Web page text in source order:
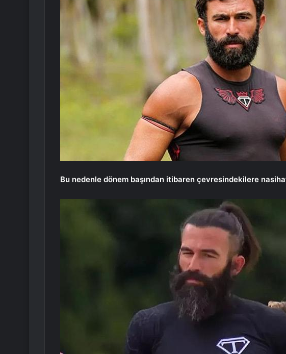
Bu nedenle dönem başından itibaren çevresindekilere